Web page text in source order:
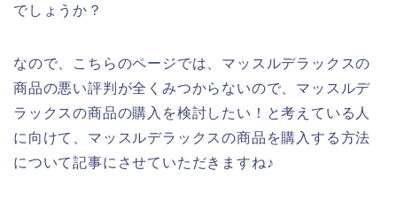
でしょうか？
なので、こちらのページでは、マッスルデラックスの
商品の悪い評判が全くみつからないので、マッスルデ
ラックスの商品の購入を検討したい！と考えている人
に向けて、マッスルデラックスの商品を購入する方法
について記事にさせていただきますね♪